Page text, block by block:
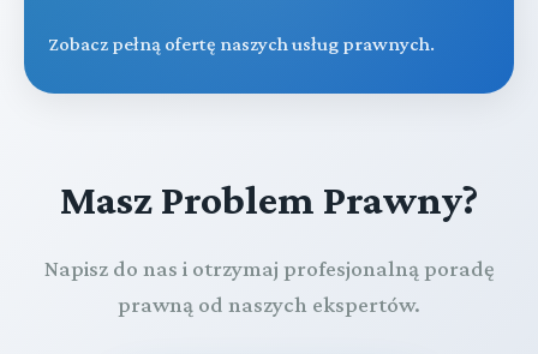
Zobacz pełną ofertę naszych usług prawnych.
Masz Problem Prawny?
Napisz do nas i otrzymaj profesjonalną poradę
prawną od naszych ekspertów.